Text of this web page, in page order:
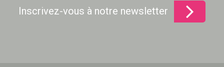
Inscrivez-vous à notre newsletter